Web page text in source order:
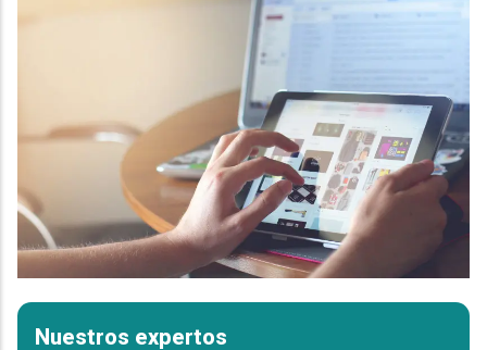
Nuestros expertos